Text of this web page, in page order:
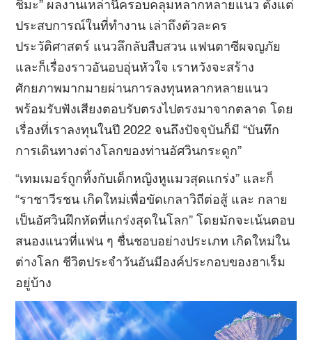
ชิมะ” ผลงานเหล่านี้ครอบคลุมหลากหลายแนว ตั้งแต่
ประสบการณ์ในที่ทำงาน เล่าถึงตัวละคร
ประวัติศาสตร์ แนวลึกลับสืบสวน แฟนตาซีผจญภัย
และก็เรื่องราวอันอบอุ่นหัวใจ เราหวังจะสร้าง
ศักยภาพมากมายผ่านการลงทุนหลากหลายแนว
พร้อมรับฟังเสียงตอบรับตรงไปตรงมาจากตลาด โดย
เรื่องที่เราลงทุนในปี 2022 จนถึงปัจจุบันก็มี “บันทึก
การเดินทางต่างโลกของท่านอัศวินกระดูก”
“เทมเมอร์ถูกทิ้งกับเด็กหญิงหูแมวสุดแกร่ง” และก็
“ราชาวีรชน เกิดใหม่เพื่อขัดเกลาวิถีต่อสู้ และ กลาย
เป็นอัศวินฝึกหัดที่แกร่งสุดในโลก” โดยมักจะเน้นตอบ
สนองแนวที่แฟน ๆ ชื่นชอบอย่างประเภท เกิดใหม่ใน
ต่างโลก ชีวิตประจำวันอันมีองค์ประกอบของฮาเร็ม
อยู่บ้าง